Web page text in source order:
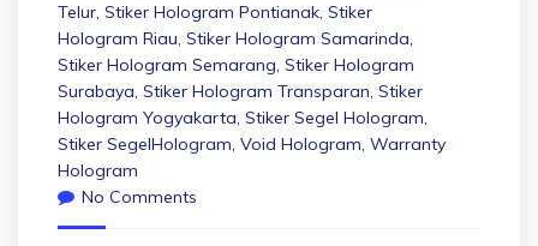
Telur, Stiker Hologram Pontianak, Stiker
Hologram Riau, Stiker Hologram Samarinda,
Stiker Hologram Semarang, Stiker Hologram
Surabaya, Stiker Hologram Transparan, Stiker
Hologram Yogyakarta, Stiker Segel Hologram,
Stiker SegelHologram, Void Hologram, Warranty
Hologram
No Comments